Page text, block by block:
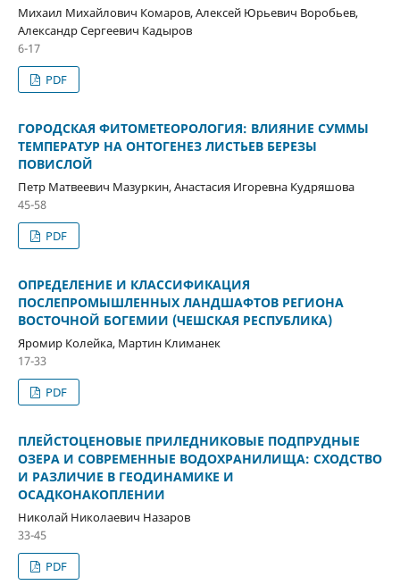
Михаил Михайлович Комаров, Алексей Юрьевич Воробьев,
Александр Сергеевич Кадыров
6-17
PDF
ГОРОДСКАЯ ФИТОМЕТЕОРОЛОГИЯ: ВЛИЯНИЕ СУММЫ
ТЕМПЕРАТУР НА ОНТОГЕНЕЗ ЛИСТЬЕВ БЕРЕЗЫ
ПОВИСЛОЙ
Петр Матвеевич Мазуркин, Анастасия Игоревна Кудряшова
45-58
PDF
ОПРЕДЕЛЕНИЕ И КЛАССИФИКАЦИЯ
ПОСЛЕПРОМЫШЛЕННЫХ ЛАНДШАФТОВ РЕГИОНА
ВОСТОЧНОЙ БОГЕМИИ (ЧЕШСКАЯ РЕСПУБЛИКА)
Яромир Колейка, Мартин Климанек
17-33
PDF
ПЛЕЙСТОЦЕНОВЫЕ ПРИЛЕДНИКОВЫЕ ПОДПРУДНЫЕ
ОЗЕРА И СОВРЕМЕННЫЕ ВОДОХРАНИЛИЩА: СХОДСТВО
И РАЗЛИЧИЕ В ГЕОДИНАМИКЕ И
ОСАДКОНАКОПЛЕНИИ
Николай Николаевич Назаров
33-45
PDF